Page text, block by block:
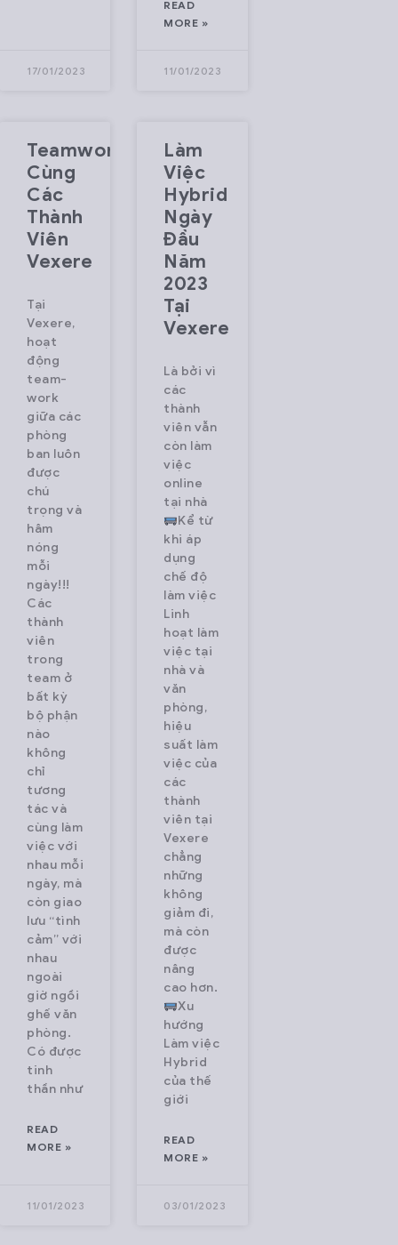
17/01/2023
READ
MORE »
11/01/2023
Teamwork
Cùng
Các
Thành
Viên
Vexere
Tại
Vexere,
hoạt
động
team-
work
giữa các
phòng
ban luôn
được
chú
trọng và
hâm
nóng
mỗi
ngày!!!
Các
thành
viên
trong
team ở
bất kỳ
bộ phận
nào
không
chỉ
tương
tác và
cùng làm
việc với
nhau mỗi
ngày, mà
còn giao
lưu “tình
cảm” với
nhau
ngoài
giờ ngồi
ghế văn
phòng.
Có được
tinh
thần như
READ
MORE »
11/01/2023
Làm
Việc
Hybrid
Ngày
Đầu
Năm
2023
Tại
Vexere
Là bởi vì
các
thành
viên vẫn
còn làm
việc
online
tại nhà
Kể từ
khi áp
dụng
chế độ
làm việc
Linh
hoạt làm
việc tại
nhà và
văn
phòng,
hiệu
suất làm
việc của
các
thành
viên tại
Vexere
chẳng
những
không
giảm đi,
mà còn
được
nâng
cao hơn.
Xu
hướng
Làm việc
Hybrid
của thế
giới
READ
MORE »
03/01/2023